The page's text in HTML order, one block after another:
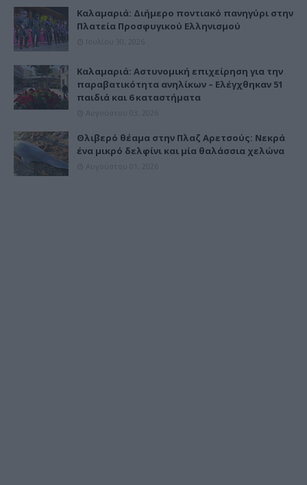
Καλαμαριά: Διήμερο ποντιακό πανηγύρι στην
Πλατεία Προσφυγικού Ελληνισμού
Καλαμαριά: Αστυνομική επιχείρηση για την
παραβατικότητα ανηλίκων – Ελέγχθηκαν 51
παιδιά και 6 καταστήματα
Θλιβερό θέαμα στην Πλαζ Αρετσούς: Νεκρά
ένα μικρό δελφίνι και μία θαλάσσια χελώνα